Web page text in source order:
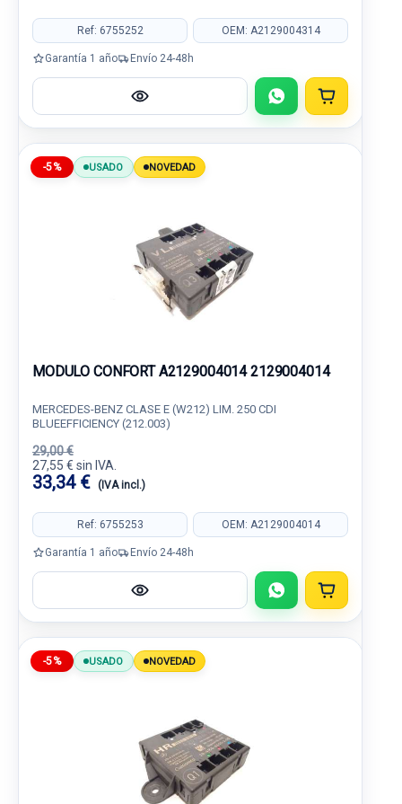
Ref: 6755252 OEM: A2129004314
Garantía 1 año Envío 24-48h
-5% USADO NOVEDAD
MODULO CONFORT A2129004014 2129004014
MERCEDES-BENZ CLASE E (W212) LIM. 250 CDI
BLUEEFFICIENCY (212.003)
29,00 €
27,55 € sin IVA.
33,34 € (IVA incl.)
Ref: 6755253 OEM: A2129004014
Garantía 1 año Envío 24-48h
-5% USADO NOVEDAD